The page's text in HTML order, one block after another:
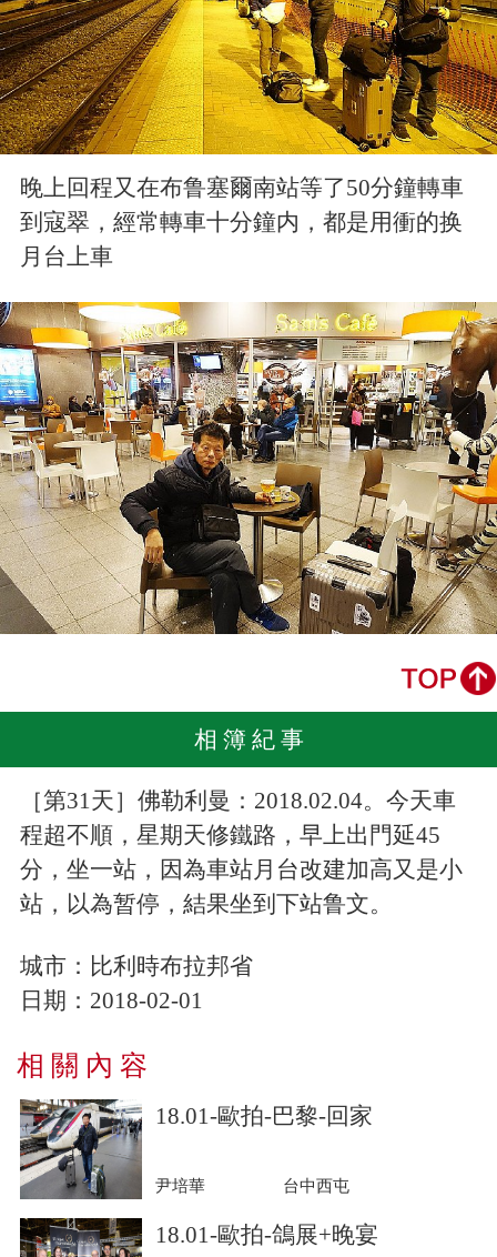
晚上回程又在布鲁塞爾南站等了50分鐘轉車
到寇翠，經常轉車十分鐘内，都是用衝的换
月台上車
相 簿 紀 事
［第31天］佛勒利曼：2018.02.04。今天車
程超不順，星期天修鐵路，早上出門延45
分，坐一站，因為車站月台改建加高又是小
站，以為暂停，結果坐到下站鲁文。
城市：比利時布拉邦省
日期：2018-02-01
相 關 內 容
18.01-歐拍-巴黎-回家
尹培華 台中西屯
18.01-歐拍-鴿展+晚宴